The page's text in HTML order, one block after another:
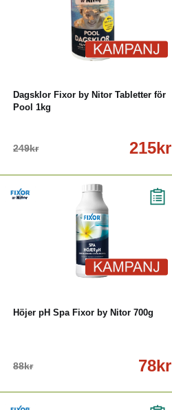
Dagsklor Fixor by Nitor Tabletter för
Pool 1kg
249kr 215kr
Köp Läs mer
Höjer pH Spa Fixor by Nitor 700g
88kr 78kr
Köp Läs mer